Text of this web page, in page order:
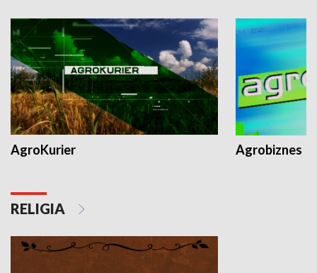
AgroKurier Agrobiznes
RELIGIA